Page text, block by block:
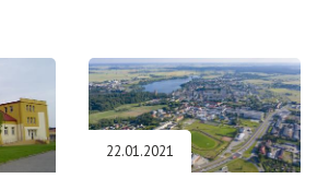
22.01.2021